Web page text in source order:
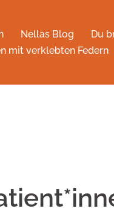
Nellas Blog Du
mit verklebten Federn